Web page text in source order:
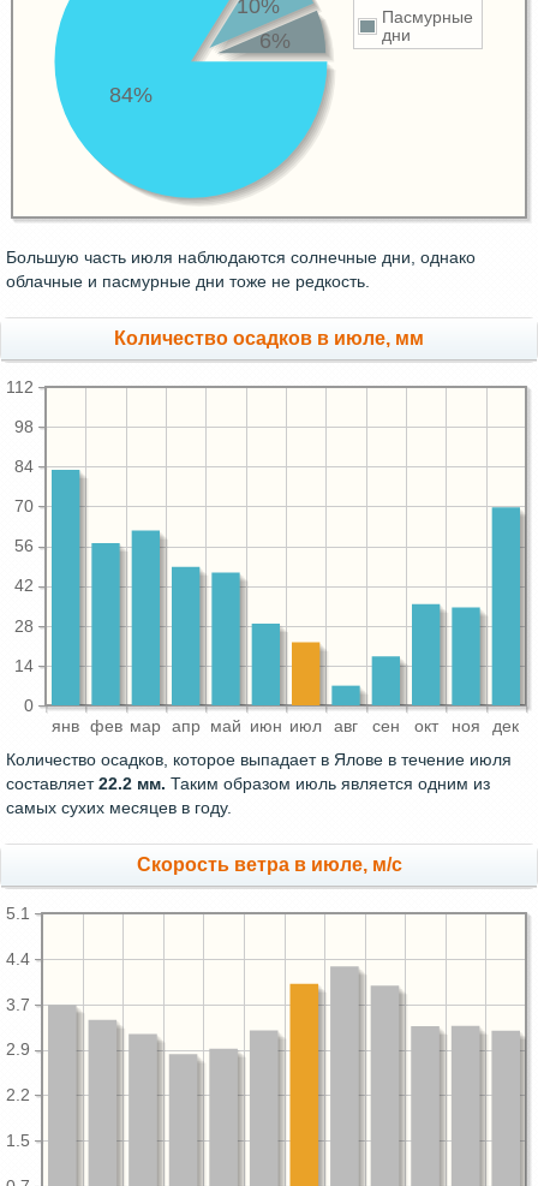
Пасмурные
дни
84%
10%
6%
Большую часть июля наблюдаются солнечные дни, однако
облачные и пасмурные дни тоже не редкость.
Количество осадков в июле, мм
янв фев мар апр май июн июл авг сен окт ноя дек
0
14
28
42
56
70
84
98
112
Количество осадков, которое выпадает в Ялове в течение июля
составляет22.2 мм. Таким образом июль является одним из
самых сухих месяцев в году.
Скорость ветра в июле, м/с
1.5
2.2
2.9
3.7
4.4
5.1